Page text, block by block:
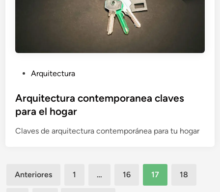
b
l
i
c
e
Arquitectura
Arquitectura contemporanea claves
para el hogar
Claves de arquitectura contemporánea para tu hogar
Paginación
Anteriores 1 … 16 17 18